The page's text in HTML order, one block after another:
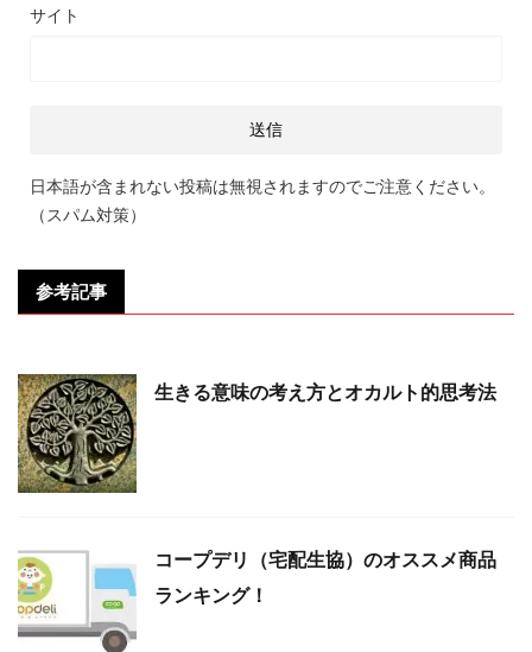
サイト
日本語が含まれない投稿は無視されますのでご注意ください。
（スパム対策）
参考記事
生きる意味の考え方とオカルト的思考法
コープデリ（宅配生協）のオススメ商品
ランキング！